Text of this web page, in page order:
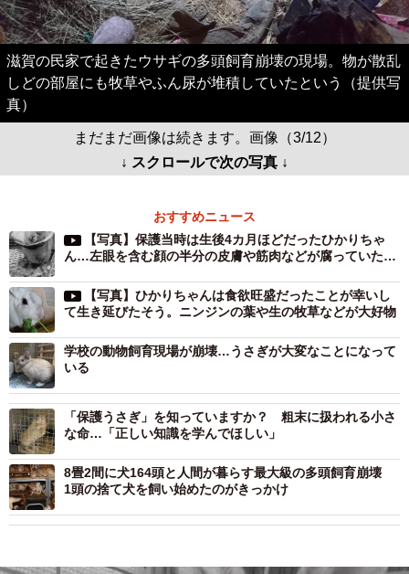
滋賀の民家で起きたウサギの多頭飼育崩壊の現場。物が散乱
しどの部屋にも牧草やふん尿が堆積していたという（提供写
真）
まだまだ画像は続きます。画像（3/12）
↓ スクロールで次の写真 ↓
おすすめニュース
【写真】保護当時は生後4カ月ほどだったひかりちゃ
ん…左眼を含む顔の半分の皮膚や筋肉などが腐っていたと
【写真】ひかりちゃんは食欲旺盛だったことが幸いし
て生き延びたそう。ニンジンの葉や生の牧草などが大好物
学校の動物飼育現場が崩壊…うさぎが大変なことになって
いる
「保護うさぎ」を知っていますか？ 粗末に扱われる小さ
な命…「正しい知識を学んでほしい」
8畳2間に犬164頭と人間が暮らす最大級の多頭飼育崩壊
1頭の捨て犬を飼い始めたのがきっかけ